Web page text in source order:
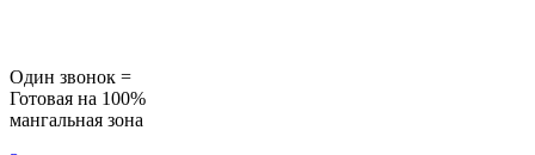
Один звонок =
Готовая на 100%
мангальная зона